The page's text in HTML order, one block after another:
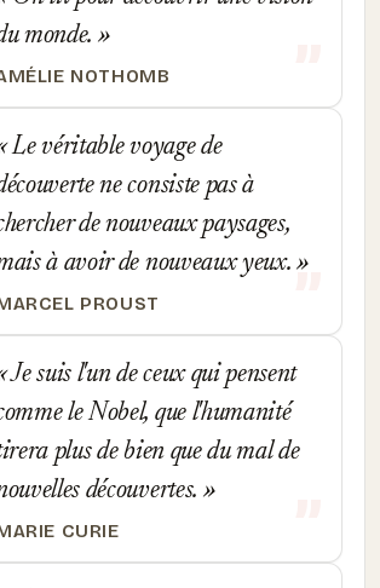
monde.
NOTHOMB
Le véritable voyage de
ne consiste pas à
de nouveaux paysages,
à avoir de nouveaux yeux.
PROUST
Je suis l'un de ceux qui pensent
le Nobel, que l'humanité
plus de bien que du mal de
découvertes.
CURIE